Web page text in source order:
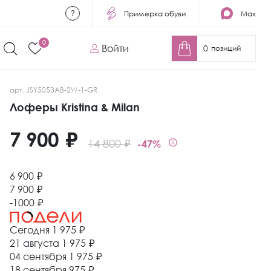
Примерка обуви Max
0
Войти 0 позиций
арт. JSY5053AB-2W-1-GR
Лоферы Kristina & Milan
14 800 ₽ -47%
7 900 ₽
6 900 ₽
7 900 ₽
-1000 ₽
Сегодня 1 975 ₽
21 августа 1 975 ₽
04 сентября 1 975 ₽